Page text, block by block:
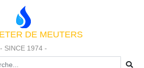
DE MEUTERS
- SINCE 1974 -